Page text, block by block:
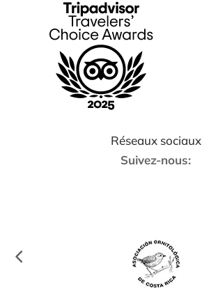
Réseaux sociaux
Suivez-nous: